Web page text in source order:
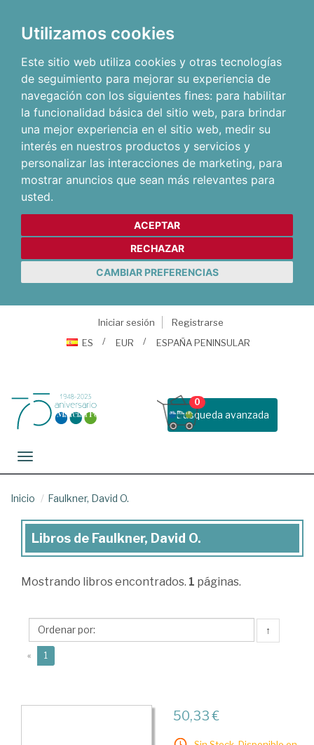
Utilizamos cookies
Este sitio web utiliza cookies y otras tecnologías
de seguimiento para mejorar su experiencia de
navegación con los siguientes fines: para habilitar
la funcionalidad básica del sitio web, para brindar
una mejor experiencia en el sitio web, medir su
interés en nuestros productos y servicios y
personalizar las interacciones de marketing, para
mostrar anuncios que sean más relevantes para
usted.
ACEPTAR
RECHAZAR
CAMBIAR PREFERENCIAS
Iniciar sesión
Registrarse
ES
EUR ESPAÑA PENINSULAR
Busqueda avanzada
0
Toggle navigation
Inicio Faulkner, David O.
Libros
Faulkner,
Libros de Faulkner, David O.
Mostrando libros encontrados. 1 páginas.
↑
« 1
50,33 €